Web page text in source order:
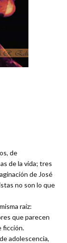
de
de la vida; tres
de José
no son lo que
raíz:
que parecen
ficción.
adolescencia,